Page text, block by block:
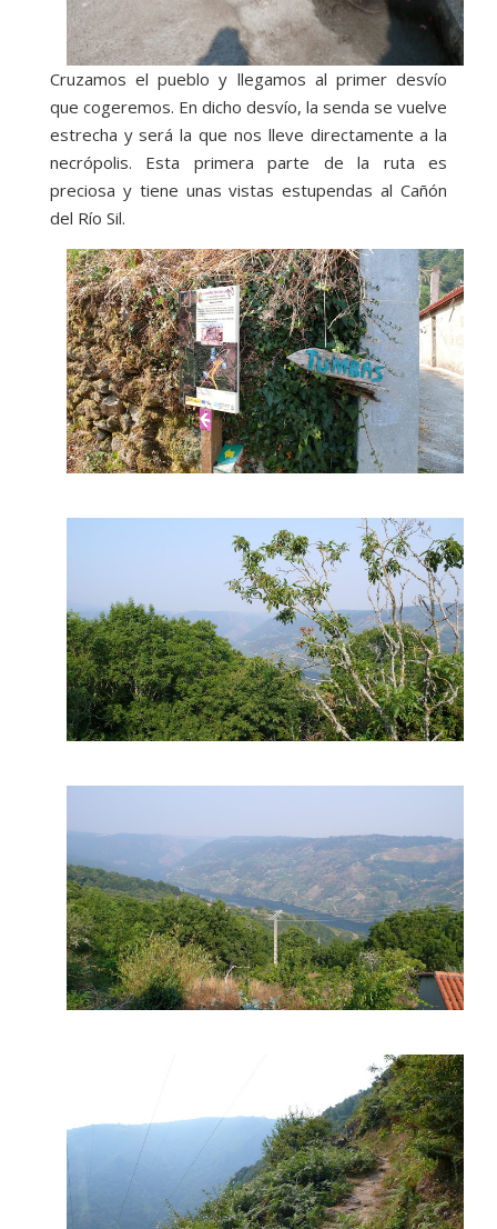
Cruzamos el pueblo y llegamos al primer desvío
que cogeremos. En dicho desvío, la senda se vuelve
estrecha y será la que nos lleve directamente a la
necrópolis. Esta primera parte de la ruta es
preciosa y tiene unas vistas estupendas al Cañón
del Río Sil.